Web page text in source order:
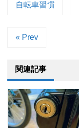
自転車習慣
« Prev
関連記事